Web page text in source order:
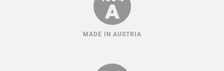
MADE IN AUSTRIA